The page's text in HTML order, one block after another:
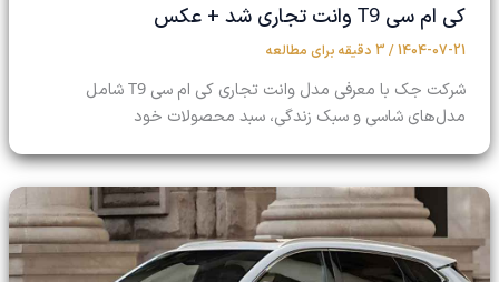
کی ام سی T9وانت تجاری شد + عکس
1404-07-21
/ 3 دقیقه برای مطالعه
شرکت جک با معرفی مدل وانت تجاری کی ام سی T9شامل
مدل‌های شاسی و سبک زندگی، سبد محصولات خود